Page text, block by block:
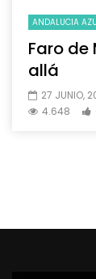
ANDALUCIA
Faro
allá
27 JUNIO,
4.648